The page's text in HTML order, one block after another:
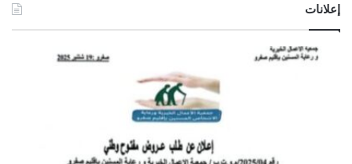
إعلانات